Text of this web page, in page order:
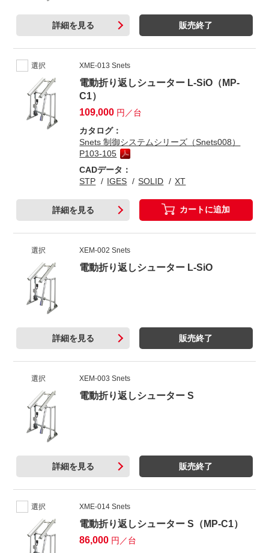
詳細を見る 販売終了
選択 XME-013 Snets
電動折り返しシューター L-SiO（MP-
C1）
109,000 円／台
カタログ：
Snets 制御システムシリーズ（Snets008）
P103-105
CADデータ：
STP
IGES SOLID XT
詳細を見る カートに追加
選択 XEM-002 Snets
電動折り返しシューター L-SiO
詳細を見る 販売終了
選択 XEM-003 Snets
電動折り返しシューター S
詳細を見る 販売終了
選択 XME-014 Snets
電動折り返しシューター S（MP-C1）
86,000 円／台